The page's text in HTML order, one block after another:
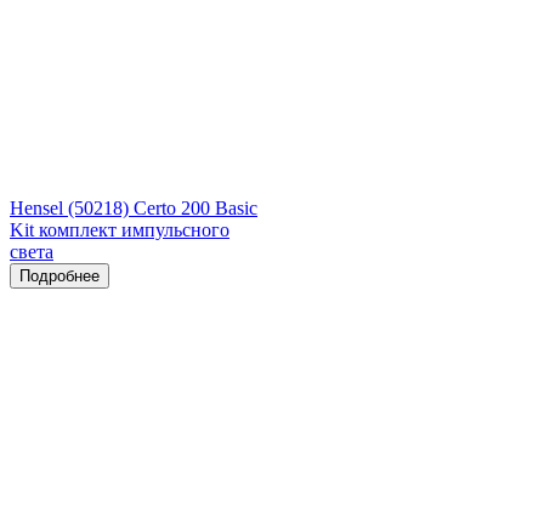
Hensel (50218) Certo 200 Basic
Kit комплект импульсного
света
Подробнее